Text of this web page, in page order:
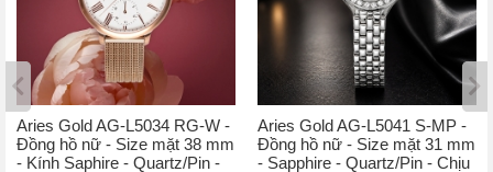
Aries Gold AG-L5034 RG-W -
Đồng hồ nữ - Size mặt 38 mm
- Kính Saphire - Quartz/Pin -
Aries Gold AG-L5041 S-MP -
Đồng hồ nữ - Size mặt 31 mm
- Sapphire - Quartz/Pin - Chịu